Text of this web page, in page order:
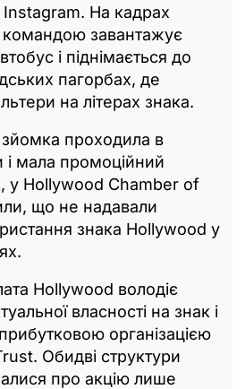
в Instagram. На кадрах
командою завантажує
і піднімається до
пагорбах, де
на літерах знака.
проходила в
мала промоційний
у Hollywood Chamber of
що не надавали
знака Hollywood у
Hollywood володіє
власності на знак і
організацією
Обидві структури
про акцію лише